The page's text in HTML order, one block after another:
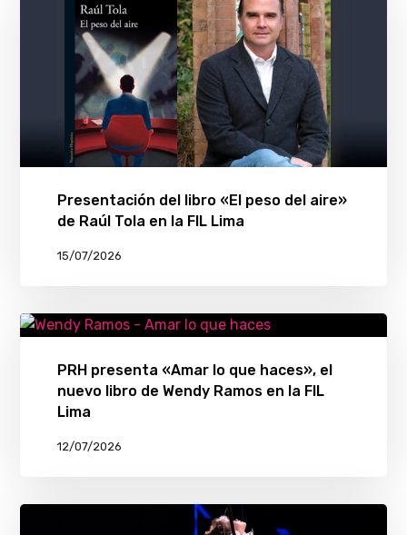
Presentación del libro «El peso del aire»
de Raúl Tola en la FIL Lima
15/07/2026
PRH presenta «Amar lo que haces», el
nuevo libro de Wendy Ramos en la FIL
Lima
12/07/2026